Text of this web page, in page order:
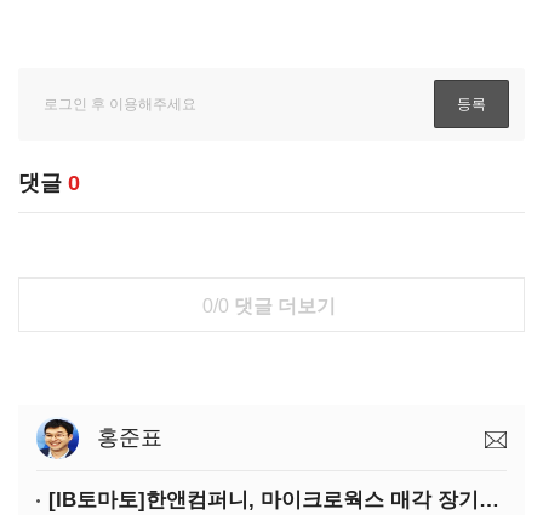
댓글 0
0/0 댓글 더보기
홍준표
[IB토마토]한앤컴퍼니, 마이크로웍스 매각 장기화 대비…배당 회수판 깔았다